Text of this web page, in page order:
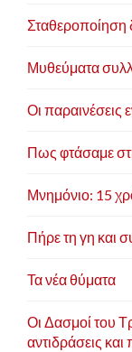
Σταθεροποίηση
Μυθεύματα
Οι παραινέσεις
Πως φτάσαμε
Μνημόνιο: 15
Πήρε τη γη και
Τα νέα θύματα
Οι Δασμοί του
αντιδράσεις